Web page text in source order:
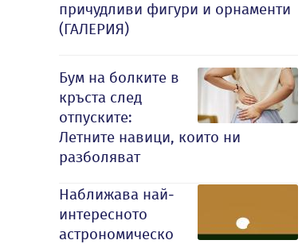
причудливи фигури и орнаменти
(ГАЛЕРИЯ)
Бум на болките в
кръста след
отпуските:
Летните навици, които ни
разболяват
Наближава най-
интересното
астрономическо